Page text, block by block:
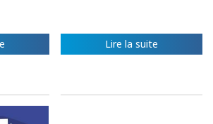
Lire la suite